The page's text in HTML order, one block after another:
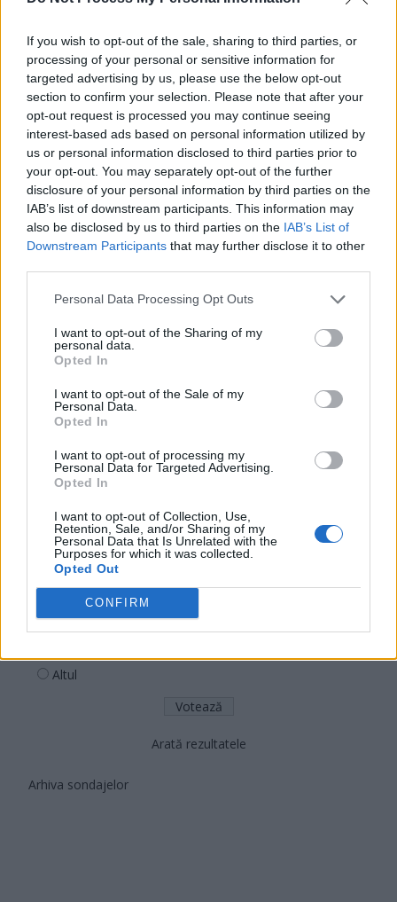
If you wish to opt-out of the sale, sharing to third parties, or
processing of your personal or sensitive information for
targeted advertising by us, please use the below opt-out
section to confirm your selection. Please note that after your
opt-out request is processed you may continue seeing
interest-based ads based on personal information utilized by
us or personal information disclosed to third parties prior to
your opt-out. You may separately opt-out of the further
disclosure of your personal information by third parties on the
IAB’s list of downstream participants. This information may
also be disclosed by us to third parties on the IAB’s List of
Downstream Participants that may further disclose it to other
Personal Data Processing Opt Outs
I want to opt-out of the Sharing of my
personal data.
Opted In
I want to opt-out of the Sale of my
Personal Data.
Opted In
I want to opt-out of processing my
Personal Data for Targeted Advertising.
Opted In
I want to opt-out of Collection, Use,
Retention, Sale, and/or Sharing of my
Personal Data that Is Unrelated with the
Purposes for which it was collected.
Opted Out
CONFIRM
Ce partid ați vota dacă alegerile parlamentare ar avea
loc duminica viitoare?
USR
PNL
PSD
AUR
UDMR
PMP (Tomac)
Forța Dreptei (L. Orban)
PNȚMM
REPER
SENS
POT (Gavrilă)
Acțiunea Conservatoare (Târziu)
PDF (Lazarus)
PUSL (D. Voiculescu)
PNȚCD (Pavelescu)
PNCR (Terheș)
Partidul Patrioților (Surugiu)
FAR (Coarnă)
Altul
Arată rezultatele
Arhiva sondajelor